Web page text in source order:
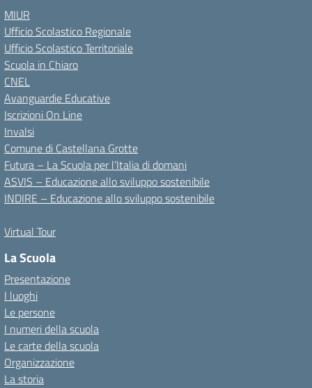
MIUR
Ufficio Scolastico Regionale
Ufficio Scolastico Territoriale
Scuola in Chiaro
CNEL
Avanguardie Educative
Iscrizioni On Line
Invalsi
Comune di Castellana Grotte
Futura – La Scuola per l’Italia di domani
ASVIS – Educazione allo sviluppo sostenibile
INDIRE – Educazione allo sviluppo sostenibile
Virtual Tour
La Scuola
Presentazione
I luoghi
Le persone
I numeri della scuola
Le carte della scuola
Organizzazione
La storia